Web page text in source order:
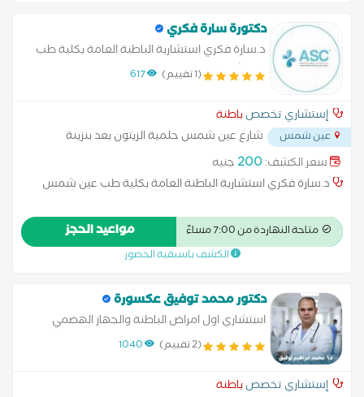
ومناظير الجهاز الهضميدكتورة سارة فكري
د.سارة فكري استشارية الباطنة العامة بكلية طب
عين شمس (1 تقييم) 617
إستشاري تخصصباطنة
عين شمس
شارع عين شمس حلمية الزيتون بعد بنزينة
التعاون ميدان الحلمية... سعر الكشف:200جنيه
د.سارة فكري استشارية الباطنة العامة بكلية طب عين شمس
متاحة النهاردة من 7:00 مساءً مواعيد الحجز
الكشف باسبقية الحضور
دكتور محمد توفيق عكسورة
استشاري اول امراض الباطنة والجهاز الهضمي
والكبد والمناظير
(2 تقييم) 1040
إستشاري تخصصباطنة